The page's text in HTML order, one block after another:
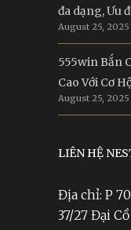
đa dạng, Ưu
August 25, 2025
555win Bắn
Cao Với Cơ
August 25, 2025
LIÊN HỆ
Địa chỉ: P
37/27 Đại